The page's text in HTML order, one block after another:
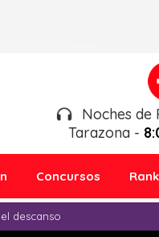
Noches de
Tarazona -
Concursos
descanso